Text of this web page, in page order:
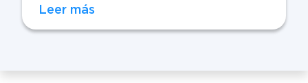
Leer más